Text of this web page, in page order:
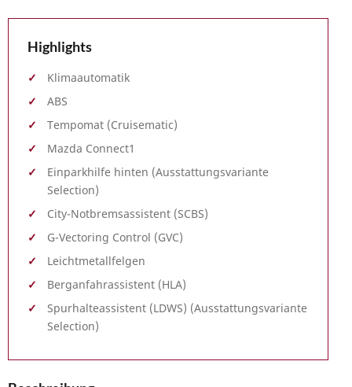
Highlights
Klimaautomatik
ABS
Tempomat (Cruisematic)
Mazda Connect1
Einparkhilfe hinten (Ausstattungsvariante
Selection)
City-Notbremsassistent (SCBS)
G-Vectoring Control (GVC)
Leichtmetallfelgen
Berganfahrassistent (HLA)
Spurhalteassistent (LDWS) (Ausstattungsvariante
Selection)